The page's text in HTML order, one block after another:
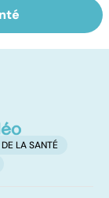
: des
LA SANTÉ